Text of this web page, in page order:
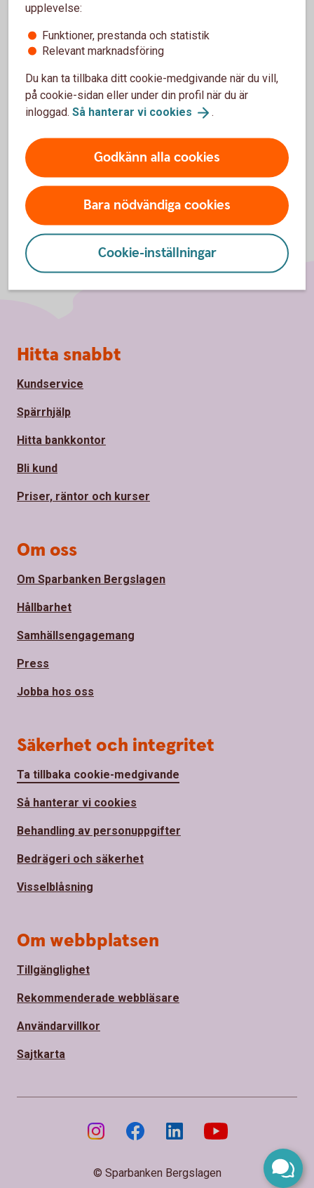
Ansök
Blankett för utbetalning (pdf)
Blankett partiellt uttag (pdf)
upplevelse:
Funktioner, prestanda och statistik
Relevant marknadsföring
Du kan ta tillbaka ditt cookie-medgivande när du vill,
på cookie-sidan eller under din profil när du är
inloggad. Så hanterar vi cookies .
Godkänn alla cookies
Bara nödvändiga cookies
Cookie-inställningar
Sidfot
Hitta snabbt
Kundservice
Spärrhjälp
Hitta bankkontor
Bli kund
Priser, räntor och kurser
Om oss
Om Sparbanken Bergslagen
Hållbarhet
Samhällsengagemang
Press
Jobba hos oss
Säkerhet och integritet
Ta tillbaka cookie-medgivande
Så hanterar vi cookies
Behandling av personuppgifter
Bedrägeri och säkerhet
Visselblåsning
Om webbplatsen
Tillgänglighet
Rekommenderade webbläsare
Användarvillkor
Sajtkarta
© Sparbanken Bergslagen